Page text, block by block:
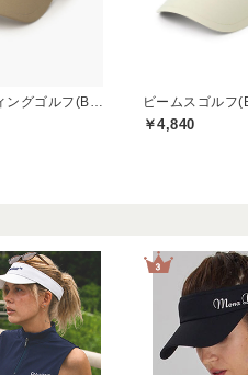
￥4,840